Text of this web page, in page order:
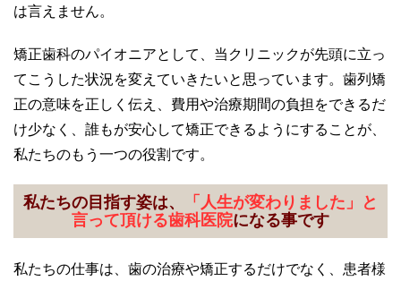
は言えません。
矯正歯科のパイオニアとして、当クリニックが先頭に立っ
てこうした状況を変えていきたいと思っています。歯列矯
正の意味を正しく伝え、費用や治療期間の負担をできるだ
け少なく、誰もが安心して矯正できるようにすることが、
私たちのもう一つの役割です。
私たちの目指す姿は、
「人生が変わりました」と
言って頂ける歯科医院になる事です
私たちの仕事は、歯の治療や矯正するだけでなく、患者様